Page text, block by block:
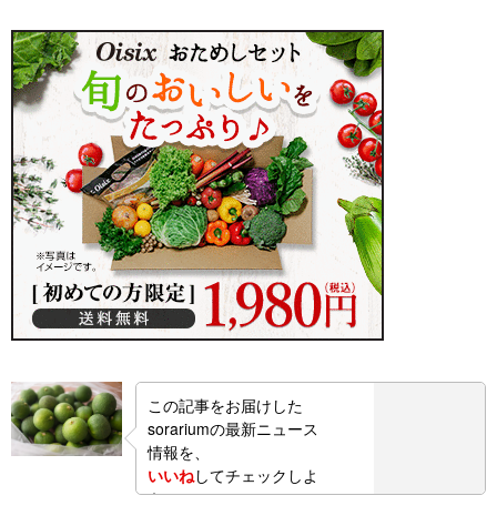
この記事をお届けした
sorariumの最新ニュース
情報を、
いいねしてチェックしよ
う！